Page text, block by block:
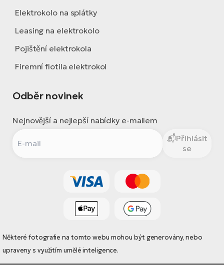
Elektrokolo na splátky
Leasing na elektrokolo
Pojištění elektrokola
Firemní flotila elektrokol
Odběr novinek
Nejnovější a nejlepší nabídky e-mailem
Přihlásit
se
Některé fotografie na tomto webu mohou být generovány, nebo
upraveny s využitím umělé inteligence.